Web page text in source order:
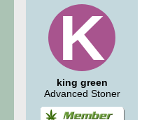
king green
Advanced Stoner